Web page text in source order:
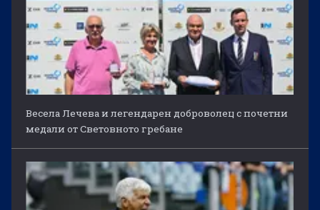
Весела Лечева и легендарен доброволец с почетни
медали от Световното гребане